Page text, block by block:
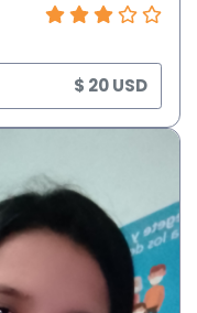
$ 20 USD